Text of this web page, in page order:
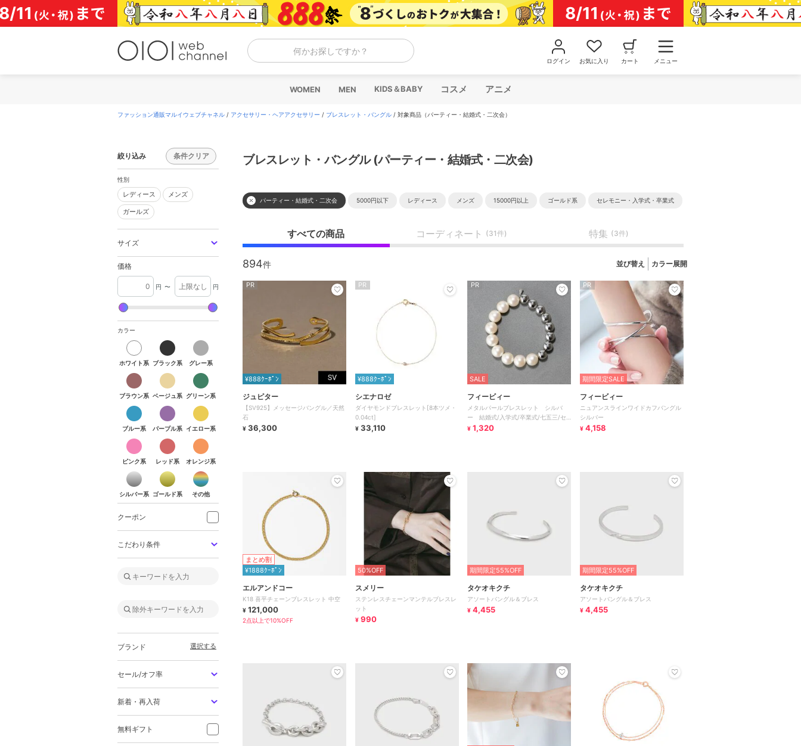
コ
ン
テ
何かお探しですか？
ログイン お気に入り カート メニュー
WOMEN MEN KIDS＆BABY コスメ アニメ
ファッション通販マルイウェブチャネル / アクセサリー・ヘアアクセサリー / ブレスレット・バングル / 対象商品（パーティー・結婚式・二次会）
絞り込み 条件クリア
性別
レディース
レディース メンズ
メンズ
ガールズ
ガールズ
サイズ
価格
円 〜 円
カラー
ホワイト系
ホワイト系
ブラック系
ブラック系
グレー系
グレー系
ブラウン系
ブラウン系
ベージュ系
ベージュ系
グリーン系
グリーン系
ブルー系
ブルー系
パープル系
パープル系
イエロー系
イエロー系
ピンク系
ピンク系
レッド系
レッド系
オレンジ系
オレンジ系
シルバー系
シルバー系
ゴールド系
ゴールド系
その他
その他
クーポン
こだわり条件
ブランド 選択する
セール/オフ率
新着・再入荷
無料ギフト
ブレスレット・バングル (パーティー・結婚式・二次会)
パーティー・結婚式・二次会 5000円以下 レディース メンズ 15000円以上 ゴールド系 セレモニー・入学式・卒業式
すべての商品 コーディネート (31件) 特集 (3件)
894 並び替え カラー展開
PR
¥888ｸｰﾎﾟﾝ
ジュピター
【SV925】メッセージバングル／天然
石
¥ 36,300
PR
¥888ｸｰﾎﾟﾝ
シエナロゼ
ダイヤモンドブレスレット[8本ツメ・
0.04ct]
¥ 33,110
PR
SALE
フィービィー
メタルパールブレスレット シルバ
ー 結婚式/入学式/卒業式/七五三/セ
レモニー/母の日/お花見
¥ 1,320
PR
期間限定SALE
フィービィー
ニュアンスラインワイドカフバングル
シルバー
¥ 4,158
まとめ割
¥1888ｸｰﾎﾟﾝ
エルアンドコー
K18 喜平チェーンブレスレット 中空
¥ 121,000
2点以上で10%OFF
50%OFF
スメリー
ステンレスチェーンマンテルブレスレ
ット
¥ 990
期間限定55%OFF
タケオキクチ
アソートバングル＆ブレス
¥ 4,455
期間限定55%OFF
タケオキクチ
アソートバングル＆ブレス
¥ 4,455